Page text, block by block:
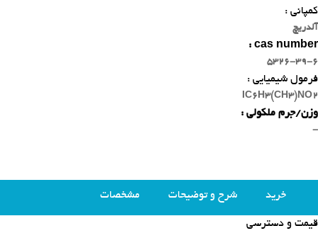
کمپانی :
آلدریچ
cas number :
5326-39-6
فرمول شیمیایی :
IC6H3(CH3)NO2
وزن/جرم ملکولی :
-
خرید شرح و توضیحات مشخصات
محصولات مشابه
قیمت و دسترسی